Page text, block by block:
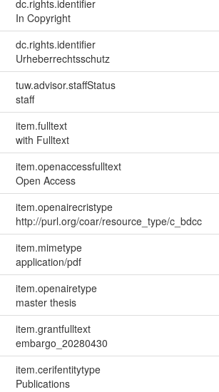
dc.rights.identifier
In Copyright
dc.rights.identifier
Urheberrechtsschutz
tuw.advisor.staffStatus
staff
item.fulltext
with Fulltext
item.openaccessfulltext
Open Access
item.openairecristype
http://purl.org/coar/resource_type/c_bdcc
item.mimetype
application/pdf
item.openairetype
master thesis
item.grantfulltext
embargo_20280430
item.cerifentitytype
Publications